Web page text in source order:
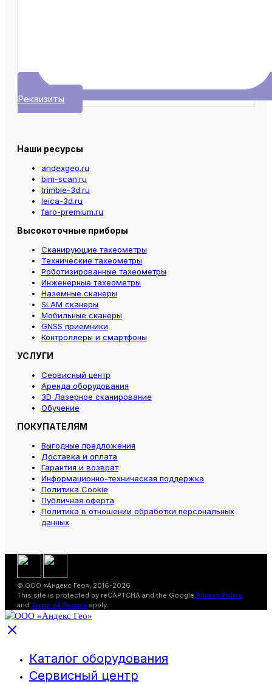
Реквизиты
Наши ресурсы
andexgeo.ru
bim-scan.ru
trimble-3d.ru
leica-3d.ru
faro-premium.ru
Высокоточные приборы
Сканирующие тахеометры
Технические тахеометры
Роботизированные тахеометры
Инженерные тахеометры
Наземные сканеры
SLAM сканеры
Мобильные сканеры
GNSS приемники
Контроллеры и смартфоны
УСЛУГИ
Сервисный центр
Аренда оборудования
3D Лазерное сканирование
Обучение
ПОКУПАТЕЛЯМ
Выгодные предложения
Доставка и оплата
Гарантия и возврат
Информационно-техническая поддержка
Политика Cookie
Публичная оферта
Политика в отношении обработки персональных
данных
© ООО «Андекс Гео», 2016-2026
This site is protected by reCAPTCHA and the Google Privacy Policy
and Terms of Service apply.
Каталог оборудования
Сервисный центр